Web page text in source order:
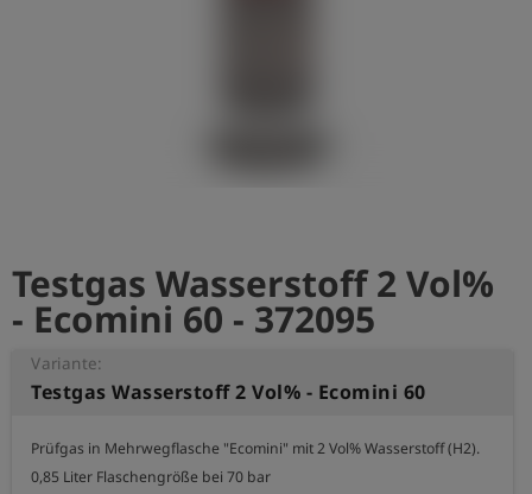
Testgas Wasserstoff 2 Vol%
- Ecomini 60 - 372095
Variante:
Testgas Wasserstoff 2 Vol% - Ecomini 60
Prüfgas in Mehrwegflasche "Ecomini" mit 2 Vol% Wasserstoff (H2).
0,85 Liter Flaschengröße bei 70 bar